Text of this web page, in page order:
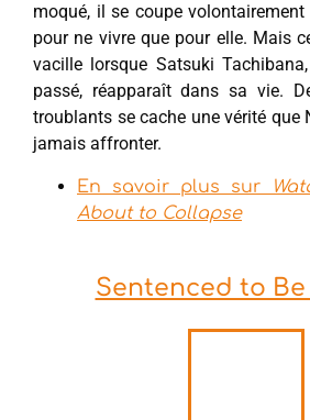
moqué, il se coupe
pour ne vivre que pour elle. Mais
vacille lorsque Satsuki
passé, réapparaît dans sa vie.
troublants se cache une vérité que
jamais affronter.
En savoir plus sur
About to Collapse
Sentenced to